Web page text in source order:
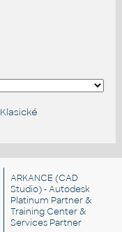
Klasické
ARKANCE (CAD
Studio) - Autodesk
Platinum Partner &
Training Center &
Services Partner